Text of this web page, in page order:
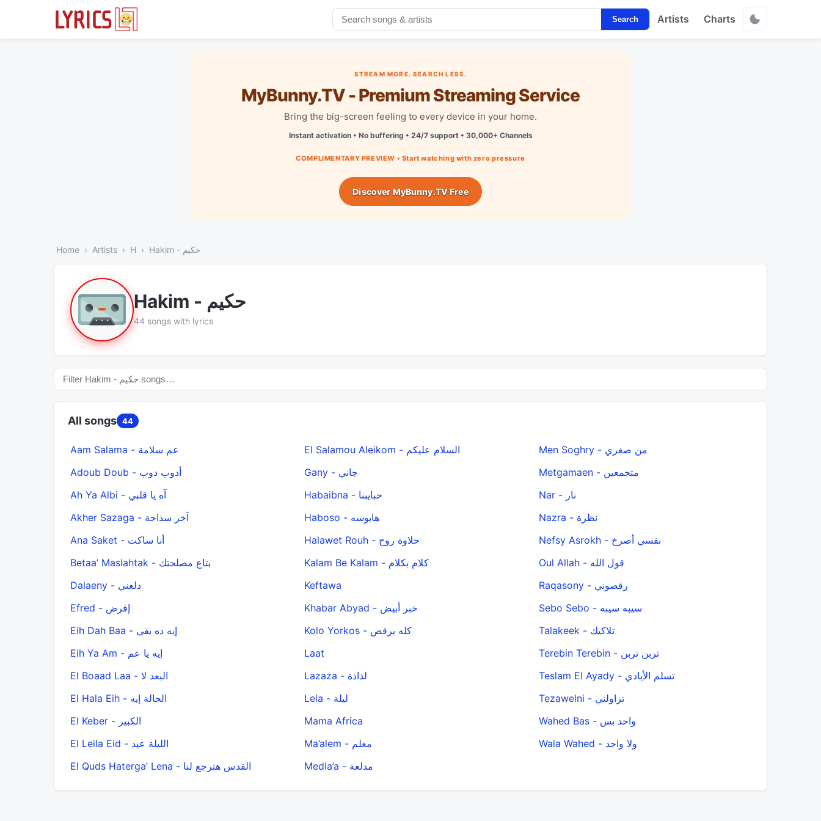
Search Artists Charts
STREAM MORE. SEARCH LESS.
MyBunny.TV - Premium Streaming Service
Bring the big-screen feeling to every device in your home.
Instant activation • No buffering • 24/7 support • 30,000+ Channels
COMPLIMENTARY PREVIEW • Start watching with zero pressure
Discover MyBunny.TV Free
Home Artists H Hakim - حكيم
Hakim - حكيم
44 songs with lyrics
All songs 44
Aam Salama - عم سلامة
Adoub Doub - أدوب دوب
Ah Ya Albi - آه يا قلبي
Akher Sazaga - آخر سذاجة
Ana Saket - أنا ساكت
Betaa’ Maslahtak - بتاع مصلحتك
Dalaeny - دلعني
Efred - إفرض
Eih Dah Baa - إيه ده بقى
Eih Ya Am - إيه يا عم
El Boaad Laa - البعد لا
El Hala Eih - الحالة إيه
El Keber - الكبير
El Leila Eid - الليلة عيد
El Quds Haterga’ Lena - القدس هترجع لنا
El Salamou Aleikom - السلام عليكم
Gany - جاني
Habaibna - حبايبنا
Haboso - هابوسه
Halawet Rouh - حلاوة روح
Kalam Be Kalam - كلام بكلام
Keftawa
Khabar Abyad - خبر أبيض
Kolo Yorkos - كله يرقص
Laat
Lazaza - لذاذة
Lela - ليلة
Mama Africa
Ma’alem - معلم
Medla’a - مدلعة
Men Soghry - من صغري
Metgamaen - متجمعين
Nar - نار
Nazra - نظرة
Nefsy Asrokh - نفسي أصرخ
Oul Allah - قول الله
Raqasony - رقصوني
Sebo Sebo - سيبه سيبه
Talakeek - تلاكيك
Terebin Terebin - تربن تربن
Teslam El Ayady - تسلم الأيادي
Tezawelni - تزاولني
Wahed Bas - واحد بس
Wala Wahed - ولا واحد